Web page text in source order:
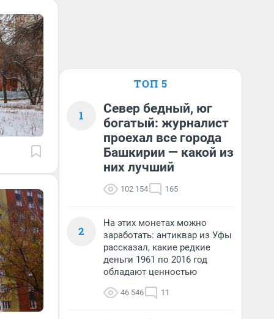
ТОП 5
1
Север бедный, юг
богатый: журналист
проехал все города
Башкирии — какой из
них лучший
102 154 165
2
На этих монетах можно
заработать: антиквар из Уфы
рассказал, какие редкие
деньги 1961 по 2016 год
обладают ценностью
46 546 11